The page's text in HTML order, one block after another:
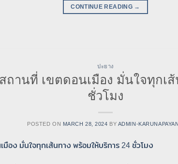
CONTINUE READING →
ปะยาง
ถานที่ เขตดอนเมือง มั่นใจทุกเ
ชั่วโมง
POSTED ON MARCH 28, 2024 BY ADMIN-